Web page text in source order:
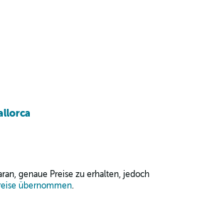
genaue Preise zu erhalten, jedoch
übernommen.